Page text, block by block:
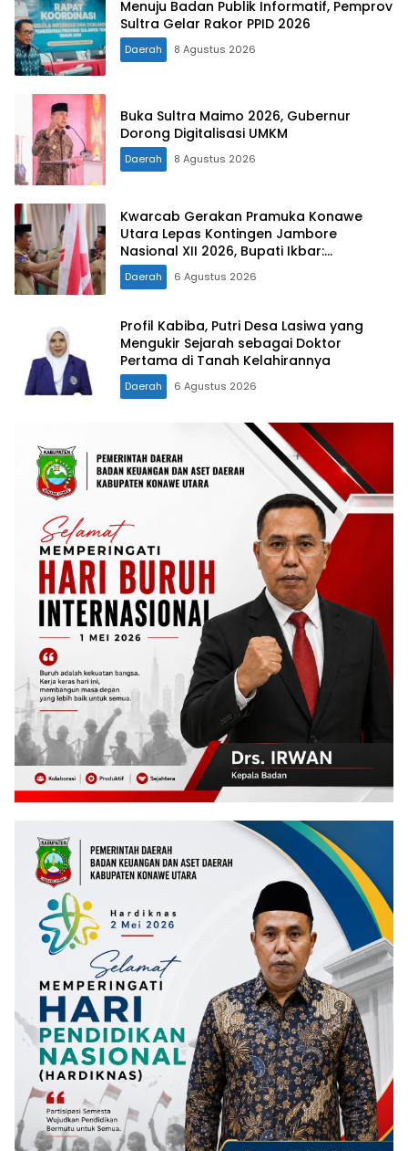
Menuju Badan Publik Informatif, Pemprov
Sultra Gelar Rakor PPID 2026
Daerah 8 Agustus 2026
Buka Sultra Maimo 2026, Gubernur
Dorong Digitalisasi UMKM
Daerah 8 Agustus 2026
Kwarcab Gerakan Pramuka Konawe
Utara Lepas Kontingen Jambore
Nasional XII 2026, Bupati Ikbar:
Tunjukkan Karakter Generasi Muda
Konut yang Disiplin dan Berprestasi
Daerah 6 Agustus 2026
Profil Kabiba, Putri Desa Lasiwa yang
Mengukir Sejarah sebagai Doktor
Pertama di Tanah Kelahirannya
Daerah 6 Agustus 2026